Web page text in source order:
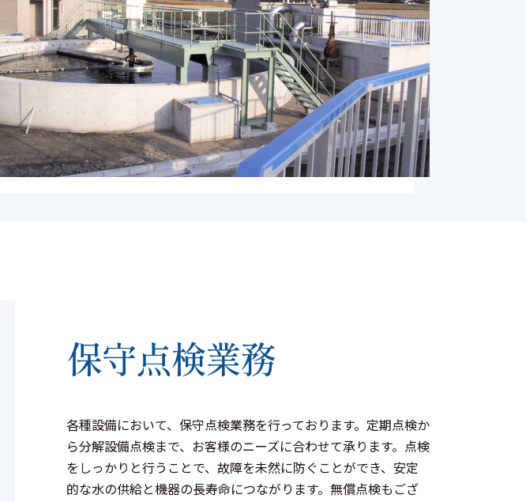
保守点検業務
各種設備において、保守点検業務を行っております。定期点検か
ら分解設備点検まで、お客様のニーズに合わせて承ります。点検
をしっかりと行うことで、故障を未然に防ぐことができ、安定
的な水の供給と機器の長寿命につながります。無償点検もござ